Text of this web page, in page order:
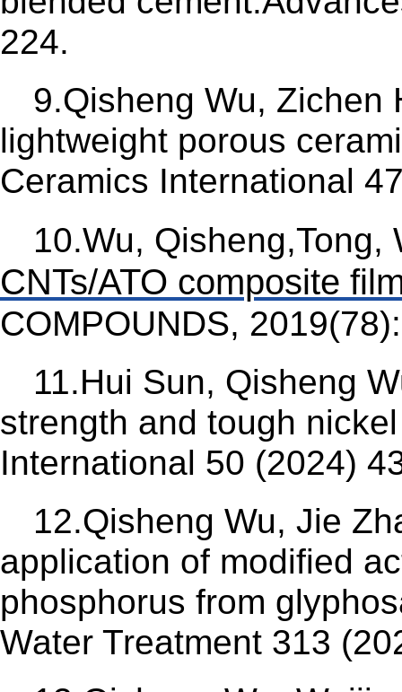
224.
9.Qisheng Wu, Zichen
lightweight porous
Ceramics International
10.Wu, Qisheng,Tong,
CNTs/ATO composite
COMPOUNDS,
11.Hui Sun, Qisheng
strength and tough
International 50 (2024)
12.Qisheng Wu, Jie
application of modified
phosphorus from
Water Treatment 313